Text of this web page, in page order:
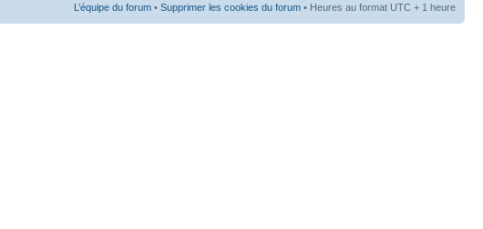
L’équipe du forum • Supprimer les cookies du forum • Heures au format UTC + 1 heure